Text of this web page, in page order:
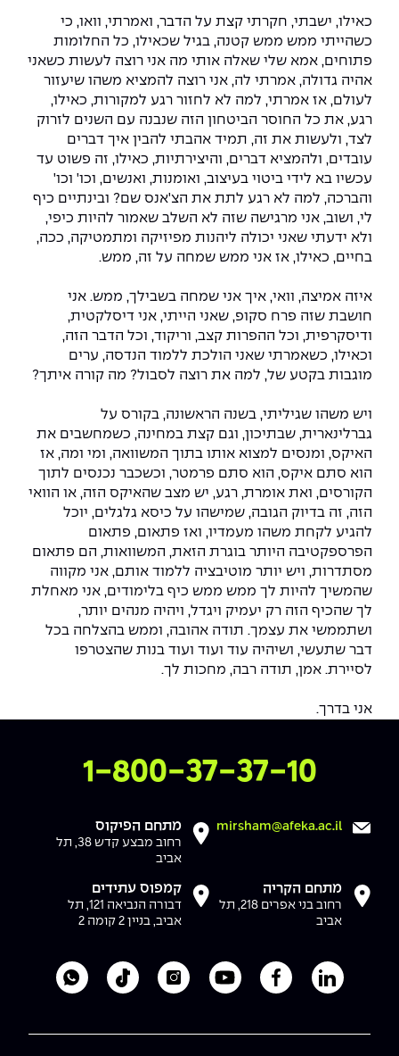
כאילו, ישבתי, חקרתי קצת על הדבר, ואמרתי, וואו, כי
כשהייתי ממש ממש קטנה, בגיל שכאילו, כל החלומות
פתוחים, אמא שלי שאלה אותי מה אני רוצה לעשות כשאני
אהיה גדולה, אמרתי לה, אני רוצה להמציא משהו שיעזור
לעולם, אז אמרתי, למה לא לחזור רגע למקורות, כאילו,
רגע, את כל החוסר הביטחון הזה שנבנה עם השנים לזרוק
לצד, ולעשות את זה, תמיד אהבתי להבין איך דברים
עובדים, ולהמציא דברים, והיצירתיות, כאילו, זה פשוט עד
עכשיו בא לידי ביטוי בעיצוב, ואומנות, ואנשים, וכו' וכו'
והברכה, למה לא רגע לתת את הצ'אנס שם? ובינתיים כיף
לי, ושוב, אני מרגישה שזה לא השלב שאמור להיות כיפי,
ולא ידעתי שאני יכולה ליהנות מפיזיקה ומתמטיקה, ככה,
בחיים, כאילו, אז אני ממש שמחה על זה, ממש.
איזה אמיצה, וואי, איך אני שמחה בשבילך, ממש. אני
חושבת שזה פרח סקופ, שאני הייתי, אני דיסלקטית,
ודיסקרפית, וכל ההפרות קצב, וריקוד, וכל הדבר הזה,
וכאילו, כשאמרתי שאני הולכת ללמוד הנדסה, ערים
מוגבות בקטע של, למה את רוצה לסבול? מה קורה איתך?
ויש משהו שגיליתי, בשנה הראשונה, בקורס על
גברלינארית, שבתיכון, וגם קצת במחינה, כשמחשבים את
האיקס, ומנסים למצוא אותו בתוך המשוואה, ומי ומה, אז
הוא סתם איקס, הוא סתם פרמטר, וכשכבר נכנסים לתוך
הקורסים, ואת אומרת, רגע, יש מצב שהאיקס הזה, או הוואי
הזה, זה בדיוק הגובה, שמישהו על כיסא גלגלים, יוכל
להגיע לקחת משהו מעמדיו, ואז פתאום, פתאום
הפרספקטיבה היותר בוגרת הזאת, המשוואות, הם פתאום
מסתדרות, ויש יותר מוטיבציה ללמוד אותם, אני מקווה
שהמשיך להיות לך ממש ממש כיף בלימודים, אני מאחלת
לך שהכיף הזה רק יעמיק ויגדל, ויהיה מנהים יותר,
ושתממשי את עצמך. תודה אהובה, וממש בהצלחה בכל
דבר שתעשי, ושיהיה עוד ועוד ועוד בנות שהצטרפו
לסיירת. אמן, תודה רבה, מחכות לך.
אני בדרך.
צרו איתנו קשר
1-800-37-37-10
mirsham@afeka.ac.il מתחם הפיקוס
רחוב מבצע קדש 38, תל
אביב
מתחם הקריה
רחוב בני אפרים 218, תל
אביב
קמפוס עתידים
דבורה הנביאה 121, תל
אביב, בניין 2 קומה 2
לעמוד הלינקדאין של מכללת אפקה
לעמוד הפייסבוק של מכללת אפקה
לעמוד היוטיוב של מכללת אפקה
לעמוד האינסטגרם של
לעמוד הטיקטוק